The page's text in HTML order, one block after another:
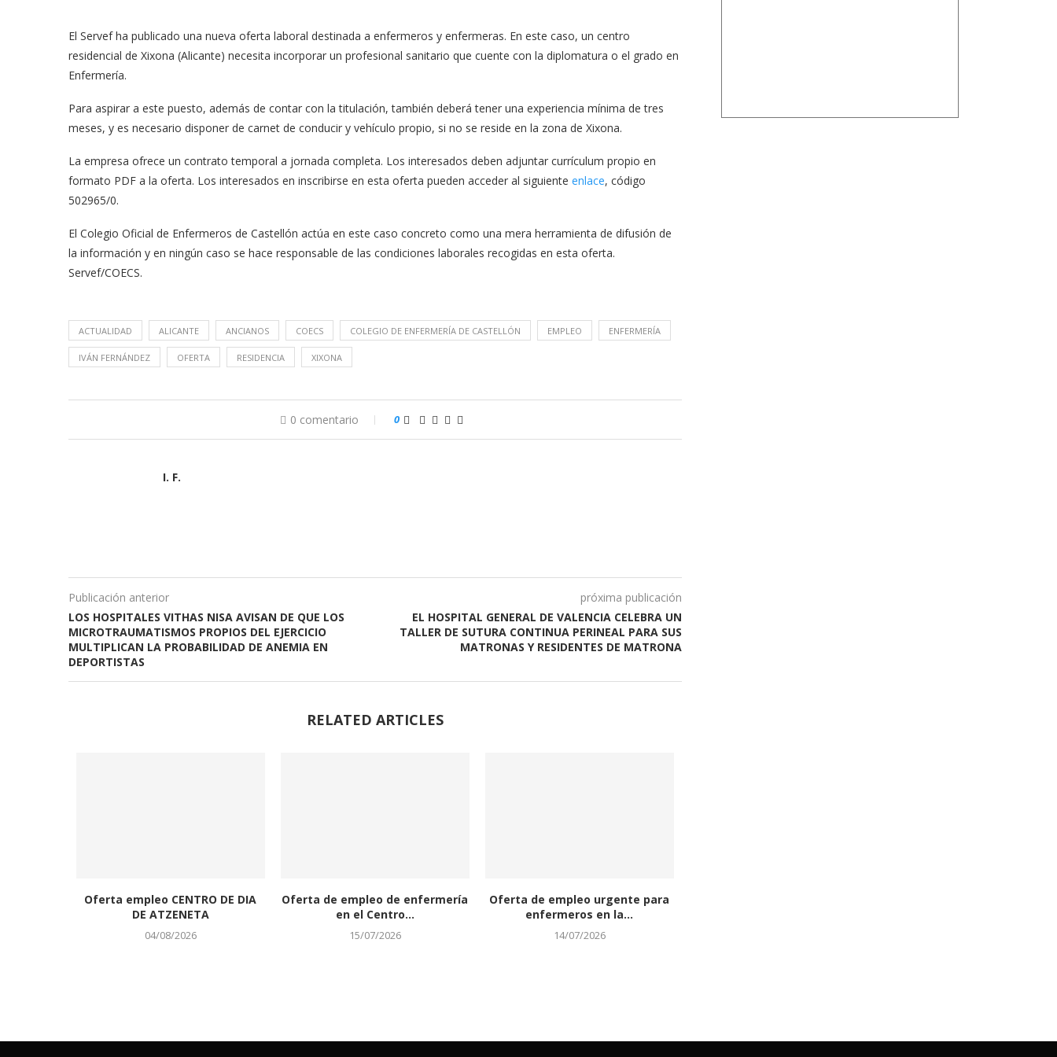
El Servef ha publicado una nueva oferta laboral destinada a enfermeros y enfermeras. En este caso, un centro
residencial de Xixona (Alicante) necesita incorporar un profesional sanitario que cuente con la diplomatura o el grado en
Enfermería.
Para aspirar a este puesto, además de contar con la titulación, también deberá tener una experiencia mínima de tres
meses, y es necesario disponer de carnet de conducir y vehículo propio, si no se reside en la zona de Xixona.
La empresa ofrece un contrato temporal a jornada completa. Los interesados deben adjuntar currículum propio en
formato PDF a la oferta. Los interesados en inscribirse en esta oferta pueden acceder al siguiente enlace, código
502965/0.
El Colegio Oficial de Enfermeros de Castellón actúa en este caso concreto como una mera herramienta de difusión de
la información y en ningún caso se hace responsable de las condiciones laborales recogidas en esta oferta.
Servef/COECS.
ACTUALIDAD ALICANTE ANCIANOS COECS COLEGIO DE ENFERMERÍA DE CASTELLÓN EMPLEO ENFERMERÍA
IVÁN FERNÁNDEZ OFERTA RESIDENCIA XIXONA
0 comentario 0
I. F.
Publicación anterior
LOS HOSPITALES VITHAS NISA AVISAN DE QUE LOS
MICROTRAUMATISMOS PROPIOS DEL EJERCICIO
MULTIPLICAN LA PROBABILIDAD DE ANEMIA EN
DEPORTISTAS
próxima publicación
EL HOSPITAL GENERAL DE VALENCIA CELEBRA UN
TALLER DE SUTURA CONTINUA PERINEAL PARA SUS
MATRONAS Y RESIDENTES DE MATRONA
RELATED ARTICLES
Oferta empleo CENTRO DE DIA
DE ATZENETA
04/08/2026
Oferta de empleo de enfermería
en el Centro...
15/07/2026
Oferta de empleo urgente para
enfermeros en la...
14/07/2026